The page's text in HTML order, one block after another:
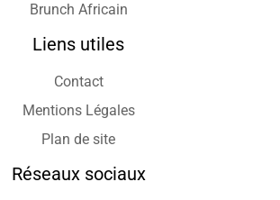
Brunch Africain
Liens utiles
Contact
Mentions Légales
Plan de site
Réseaux sociaux